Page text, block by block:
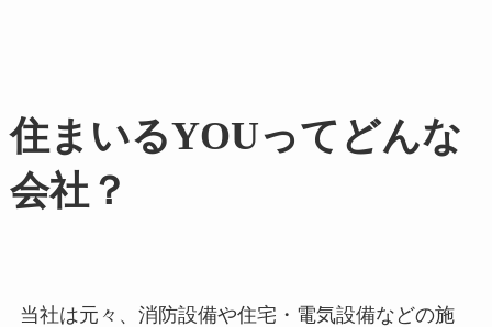
住まいるYOUってどんな
会社？
当社は元々、消防設備や住宅・電気設備などの施